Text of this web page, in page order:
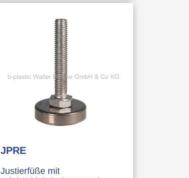
JPRE
Justierfüße mit